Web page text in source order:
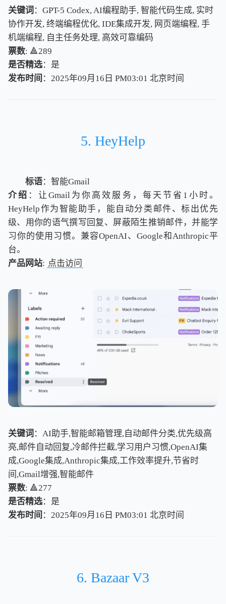
关键词 ：GPT-5 Codex, AI编程助手, 智能代码生成, 实时
协作开发, 终端编程优化, IDE集成开发, 网页端编程, 手
机端编程, 自主任务处理, 高效可靠编码
票数: 🔺289
是否精选：是
发布时间 ：2025年09月16日 PM03:01 北京时间
北京时间
5. HeyHelp
标语：智能Gmail
介绍 ：让Gmail为你高效服务，每天节省1小时。
HeyHelp作为智能助手，能自动分类邮件、标出优先
级、用你的语气撰写回复、屏蔽陌生推销邮件，并能学
习你的使用习惯。兼容OpenAI、Google和Anthropic平
台。
产品网站: 点击访问
关键词 ：AI助手,智能邮箱管理,自动邮件分类,优先级高
亮,邮件自动回复,冷邮件拦截,学习用户习惯,OpenAI集
成,Google集成,Anthropic集成,工作效率提升,节省时
间,Gmail增强,智能邮件
票数: 🔺277
是否精选：是
发布时间 ：2025年09月16日 PM03:01 北京时间
北京时间
6. Bazaar V3